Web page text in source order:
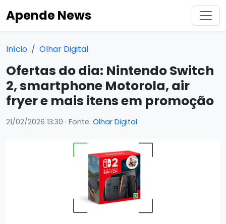
Apende News
Início Olhar Digital
Ofertas do dia: Nintendo Switch
2, smartphone Motorola, air
fryer e mais itens em promoção
21/02/2026 13:30 · Fonte: Olhar Digital